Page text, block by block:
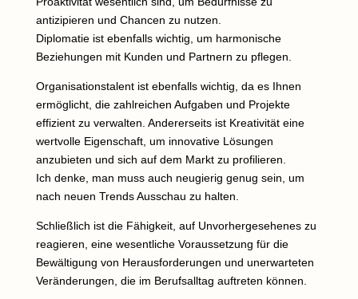
antizipieren und Chancen zu nutzen.
Diplomatie ist ebenfalls wichtig, um harmonische
Beziehungen mit Kunden und Partnern zu pflegen.
Organisationstalent ist ebenfalls wichtig, da es Ihnen
ermöglicht, die zahlreichen Aufgaben und Projekte
effizient zu verwalten. Andererseits ist Kreativität eine
wertvolle Eigenschaft, um innovative Lösungen
anzubieten und sich auf dem Markt zu profilieren.
Ich denke, man muss auch neugierig genug sein, um
nach neuen Trends Ausschau zu halten.
Schließlich ist die Fähigkeit, auf Unvorhergesehenes zu
reagieren, eine wesentliche Voraussetzung für die
Bewältigung von Herausforderungen und unerwarteten
Veränderungen, die im Berufsalltag auftreten können.